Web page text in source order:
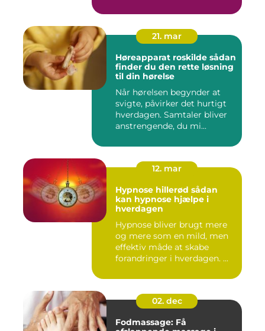
21. mar
Høreapparat roskilde sådan
finder du den rette løsning
til din hørelse
Når hørelsen begynder at
svigte, påvirker det hurtigt
hverdagen. Samtaler bliver
anstrengende, du mi...
12. mar
Hypnose hillerød sådan
kan hypnose hjælpe i
hverdagen
Hypnose bliver brugt mere
og mere som en mild, men
effektiv måde at skabe
forandringer i hverdagen. ...
02. dec
Fodmassage: Få